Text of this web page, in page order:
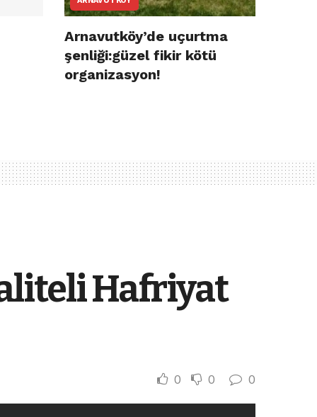
Arnavutköy’de uçurtma
şenliği:güzel fikir kötü
organizasyon!
Hafriyat
0 0 0